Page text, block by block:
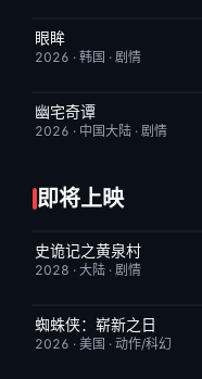
HD中字
眼眸
2026 · 韩国 · 剧情
更新至第14集
幽宅奇谭
2026 · 中国大陆 · 剧情
即将上映
6月23日更新
史诡记之黄泉村
2028 · 大陆 · 剧情
TC中字
蜘蛛侠：崭新之日
2026 · 美国 · 动作/科幻